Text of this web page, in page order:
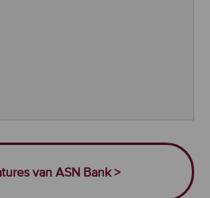
Cloud
van ASN Bank >